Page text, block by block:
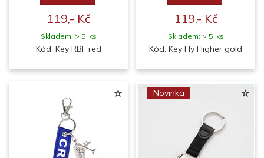
119,- Kč
Skladem: > 5 ks
Kód: Key RBF red
119,- Kč
Skladem: > 5 ks
Kód: Key Fly Higher gold
Novinka